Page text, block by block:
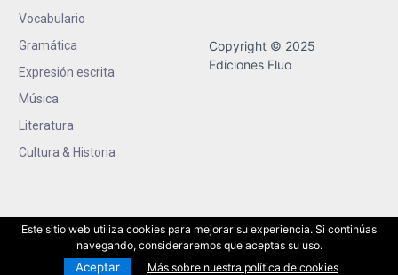
Vocabulario
Gramática
Expresión escrita
Música
Literatura
Cultura & Historia
Copyright © 2025
Ediciones Fluo
Este sitio web utiliza cookies para mejorar su experiencia. Si continúas
navegando, consideraremos que aceptas su uso.
Aceptar Más sobre nuestra política de cookies